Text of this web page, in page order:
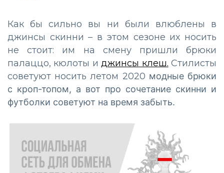
Как бы сильно вы ни были влюблены в
джинсы скинни – в этом сезоне их носить
не стоит: им на смену пришли брюки
палаццо, кюлоты иджинсы клеш. Стилисты
советуют носить летом 2020 модные брюки
с кроп-топом, а вот про сочетание скинни и
футболки советуют на время забыть.